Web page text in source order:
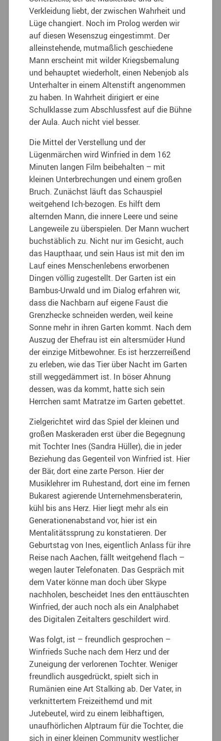
Verkleidung liebt, der zwischen Wahrheit und
Lüge changiert. Noch im Prolog werden wir
auf diesen Wesenszug eingestimmt. Der
alleinstehende, mutmaßlich geschiedene
Mann erscheint mit wilder Kriegsbemalung
und behauptet wiederholt, einen Nebenjob als
Unterhalter in einem Altenstift angenommen
zu haben. In Wahrheit dirigiert er eine
Schulklasse zum Abschlussfest auf die Bühne
der Aula. Auch nicht viel besser.
Die Mittel der Verstellung und der
Lügenmärchen wird Winfried in dem 162
Minuten langen Film beibehalten – mit
kleinen Unterbrechungen und einem großen
Bruch. Zunächst läuft das Schauspiel
weitgehend Ich-bezogen. Es hilft dem
alternden Mann, die innere Leere und seine
Langeweile zu überspielen. Der Mann wuchert
buchstäblich zu. Nicht nur im Gesicht, auch
das Haupthaar, und sein Haus ist mit den im
Lauf eines Menschenlebens erworbenen
Dingen völlig zugestellt. Der Garten ist ein
Bambus-Urwald und im Dialog erfahren wir,
dass die Nachbarn auf eigene Faust die
Grenzhecke schneiden werden, weil keine
Sonne mehr in ihren Garten kommt. Nach dem
Auszug der Ehefrau ist ein altersmüder Hund
der einzige Mitbewohner. Es ist herzzerreißend
zu erleben, wie das Tier über Nacht im Garten
still weggedämmert ist. In böser Ahnung
dessen, was da kommt, hatte sich sein
Herrchen samt Matratze im Garten gebettet.
Zielgerichtet wird das Spiel der kleinen und
großen Maskeraden erst über die Begegnung
mit Tochter Ines (Sandra Hüller), die in jeder
Beziehung das Gegenteil von Winfried ist. Hier
der Bär, dort eine zarte Person. Hier der
Musiklehrer im Ruhestand, dort eine im fernen
Bukarest agierende Unternehmensberaterin,
kühl bis ans Herz. Hier liegt mehr als ein
Generationenabstand vor, hier ist ein
Mentalitätssprung zu konstatieren. Der
Geburtstag von Ines, eigentlich Anlass für ihre
Reise nach Aachen, fällt weitgehend flach –
wegen lauter Telefonaten. Das Gespräch mit
dem Vater könne man doch über Skype
nachholen, bescheidet Ines den enttäuschten
Winfried, der auch noch als ein Analphabet
des Digitalen Zeitalters geschildert wird.
Was folgt, ist – freundlich gesprochen –
Winfrieds Suche nach dem Herz und der
Zuneigung der verlorenen Tochter. Weniger
freundlich ausgedrückt, spielt sich in
Rumänien eine Art Stalking ab. Der Vater, in
verknittertem Freizeithemd und mit
Jutebeutel, wird zu einem leibhaftigen,
unaufhörlichen Alptraum für die Tochter, die
sich in einer kleinen Community westlicher